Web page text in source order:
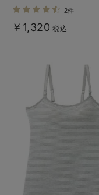
2件
￥1,320 税込